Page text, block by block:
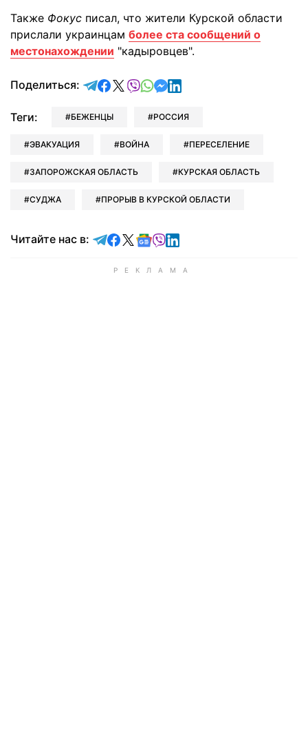
Также Фокус писал, что жители Курской области
прислали украинцам более ста сообщений о
местонахождении "кадыровцев".
Поделиться: отправить в Telegram
поделиться в Facebook
поделиться в X
отправить в Viber
отправить в Whatsapp
отправить в Messenger
отправить в LinkedIn
Теги: БЕЖЕНЦЫ РОССИЯ
ЭВАКУАЦИЯ ВОЙНА ПЕРЕСЕЛЕНИЕ
ЗАПОРОЖСКАЯ ОБЛАСТЬ КУРСКАЯ ОБЛАСТЬ
СУДЖА ПРОРЫВ В КУРСКОЙ ОБЛАСТИ
Читайте нас в: Читайте в Telegram
Читайте в Facebook
Читайте в X
Читайте в Google news
Читайте в Viber
Читайте в LinkedIn